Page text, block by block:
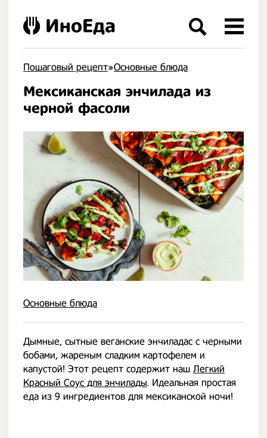
Пошаговый рецепт»Основные блюда
Мексиканская энчилада из
черной фасоли
Основные блюда
Дымные, сытные веганские энчиладас с черными
бобами, жареным сладким картофелем и
капустой! Этот рецепт содержит наш Легкий
Красный Соус для энчилады. Идеальная простая
еда из 9 ингредиентов для мексиканской ночи!
ИноЕда